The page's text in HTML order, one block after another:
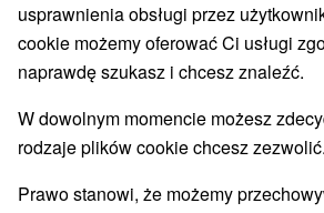
Wybierz lokalizację lub datę
Najlepiej sprzedające
1.
usprawnienia obsługi przez
cookie możemy oferować Ci usługi
naprawdę szukasz i chcesz znaleźć.
W dowolnym momencie możesz
rodzaje plików cookie chcesz zezwolić.
Prawo stanowi, że możemy